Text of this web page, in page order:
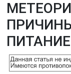
ПИТАНИЕ